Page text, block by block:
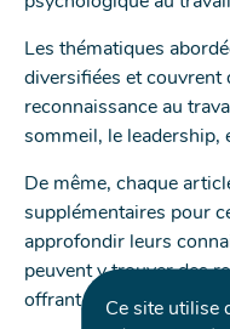
Ce site utilise
Les thématiques
diversifiées et couvrent
reconnaissance au
sommeil, le leadership,
De même, chaque
supplémentaires pour
approfondir leurs
peuvent y trouver des
offrant des